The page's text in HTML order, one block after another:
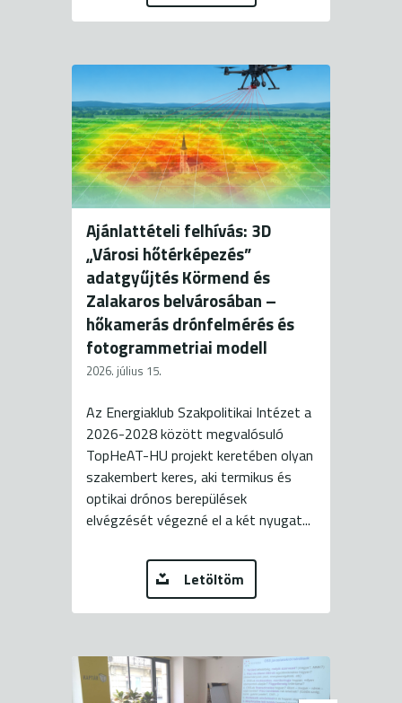
Ajánlattételi felhívás: 3D
„Városi hőtérképezés”
adatgyűjtés Körmend és
Zalakaros belvárosában –
hőkamerás drónfelmérés és
fotogrammetriai modell
2026. július 15.
Az Energiaklub Szakpolitikai Intézet a
2026-2028 között megvalósuló
TopHeAT-HU projekt keretében olyan
szakembert keres, aki termikus és
optikai drónos berepülések
elvégzését végezné el a két nyugat...
Letöltöm